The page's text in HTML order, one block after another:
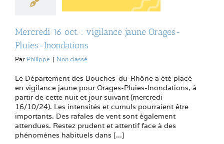
Mercredi 16 oct. : vigilance jaune Orages-
Pluies-Inondations
Par Philippe | Non classé
Le Département des Bouches-du-Rhône a été placé
en vigilance jaune pour Orages-Pluies-Inondations, à
partir de cette nuit et jour suivant (mercredi
16/10/24). Les intensités et cumuls pourraient être
importants. Des rafales de vent sont également
attendues. Restez prudent et attentif face à des
phénomènes habituels dans [...]